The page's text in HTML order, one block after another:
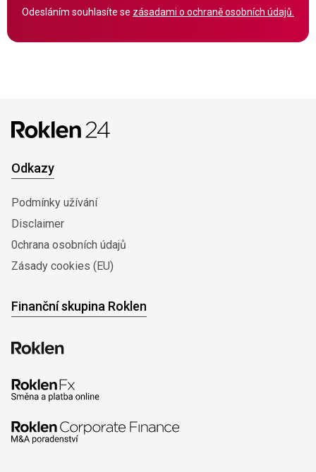
Odesláním souhlasíte se zásadami o ochraně osobních údajů.
Odkazy
Podmínky užívání
Disclaimer
0chrana osobních údajů
Zásady cookies (EU)
Finanční skupina Roklen